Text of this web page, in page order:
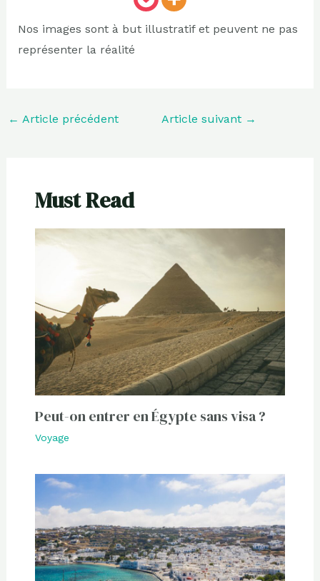
Nos images sont à but illustratif et peuvent ne pas
représenter la réalité
← Article précédent Article suivant →
Must Read
Peut-on entrer en Égypte sans visa ?
Voyage